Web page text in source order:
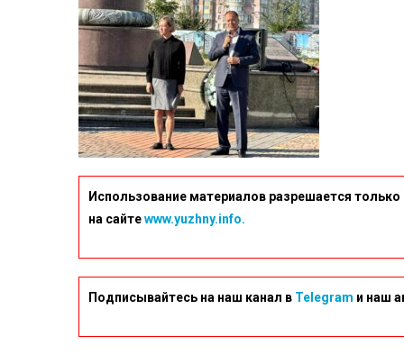
Использование материалов разрешается
на сайтеwww.yuzhny.info.
Подписывайтесь на наш канал в Telegram и наш